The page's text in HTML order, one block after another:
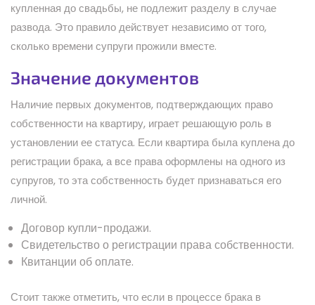
купленная до свадьбы, не подлежит разделу в случае
развода. Это правило действует независимо от того,
сколько времени супруги прожили вместе.
Значение документов
Наличие первых документов, подтверждающих право
собственности на квартиру, играет решающую роль в
установлении ее статуса. Если квартира была куплена до
регистрации брака, а все права оформлены на одного из
супругов, то эта собственность будет признаваться его
личной.
Договор купли-продажи.
Свидетельство о регистрации права собственности.
Квитанции об оплате.
Стоит также отметить, что если в процессе брака в